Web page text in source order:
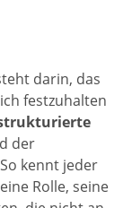
darin, das
festzuhalten
der
kennt jeder
Rolle, seine